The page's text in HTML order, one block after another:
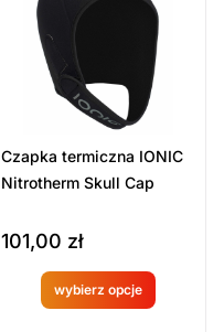
Czapka termiczna IONIC
Nitrotherm Skull Cap
101,00 zł
wybierz opcje
Produkt